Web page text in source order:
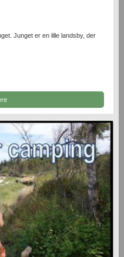
Junget er en lille landsby, der